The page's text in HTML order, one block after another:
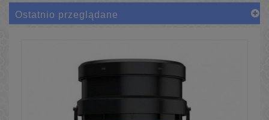
Ostatnio przeglądane